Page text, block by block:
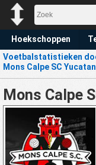
Hoekschoppen
Voorspelling
Voetbalstatistieken
Mons Calpe SC Yucatan
Mons Calpe